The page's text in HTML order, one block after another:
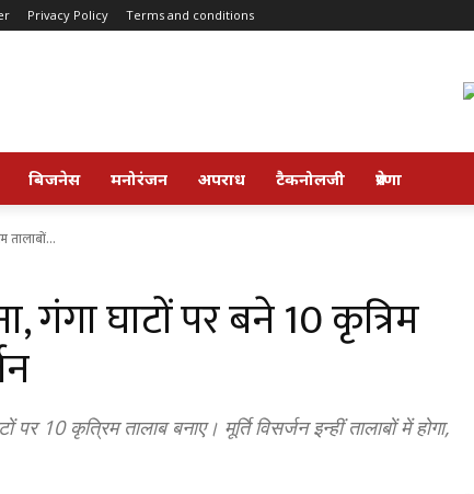
Privacy Policy Terms and conditions
बिजनेस मनोरंजन अपराध टैकनोलजी प्रेरणा
तालाबों...
गंगा घाटों पर बने 10 कृत्रिम
10 कृत्रिम तालाब बनाए। मूर्ति विसर्जन इन्हीं तालाबों में होगा,